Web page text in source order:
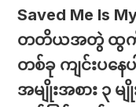
Saved Me Is
တတိယအတွဲ ထွက်ရှိ
တစ်ခု ကျင်းပန
အမျိုးအစား ၃